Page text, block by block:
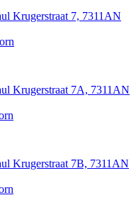
Krugerstraat 7, 7311AN
Krugerstraat 7A, 7311AN
Krugerstraat 7B, 7311AN